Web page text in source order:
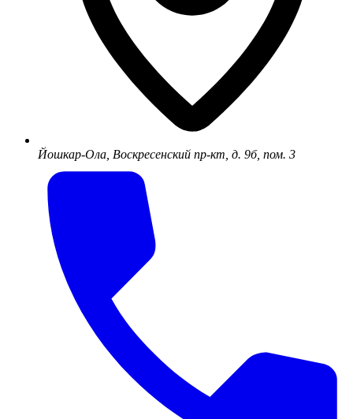
Йошкар-Ола, Воскресенский пр-кт, д. 9б, пом. 3